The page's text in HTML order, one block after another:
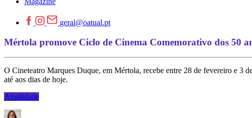
geral@oatual.pt
Mértola promove Ciclo de Cinema Comemorativo dos 50
O Cineteatro Marques Duque, em Mértola, recebe entre 28 de fevereiro e 3
até aos dias de hoje.
Atualidade